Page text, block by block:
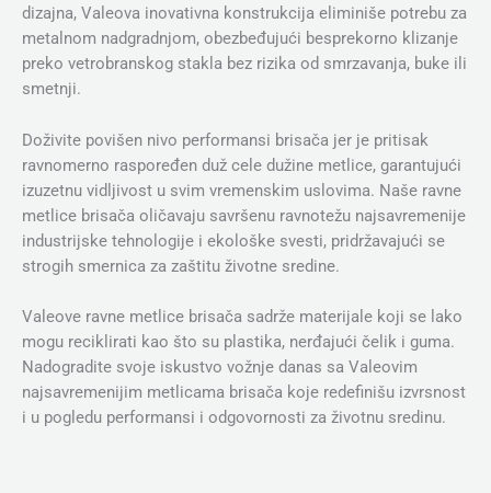
dizajna, Valeova inovativna konstrukcija eliminiše potrebu za
metalnom nadgradnjom, obezbeđujući besprekorno klizanje
preko vetrobranskog stakla bez rizika od smrzavanja, buke ili
smetnji.
Doživite povišen nivo performansi brisača jer je pritisak
ravnomerno raspoređen duž cele dužine metlice, garantujući
izuzetnu vidljivost u svim vremenskim uslovima. Naše ravne
metlice brisača oličavaju savršenu ravnotežu najsavremenije
industrijske tehnologije i ekološke svesti, pridržavajući se
strogih smernica za zaštitu životne sredine.
Valeove ravne metlice brisača sadrže materijale koji se lako
mogu reciklirati kao što su plastika, nerđajući čelik i guma.
Nadogradite svoje iskustvo vožnje danas sa Valeovim
najsavremenijim metlicama brisača koje redefinišu izvrsnost
i u pogledu performansi i odgovornosti za životnu sredinu.